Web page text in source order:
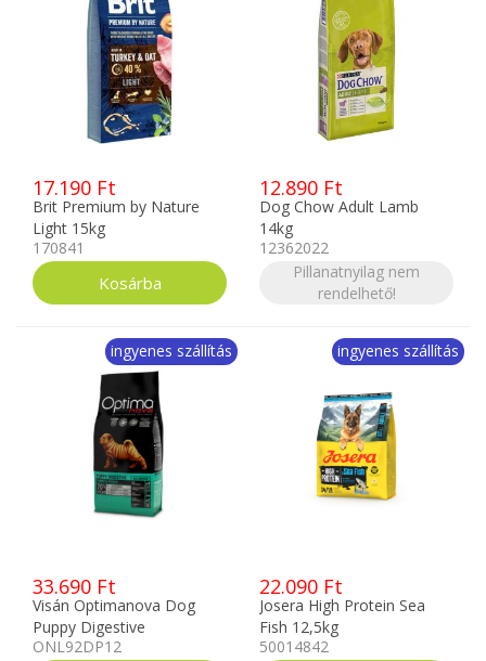
17.190 Ft
Brit Premium by Nature
Light 15kg
170841
12.890 Ft
Dog Chow Adult Lamb
14kg
12362022
Pillanatnyilag nem
rendelhető!
ingyenes szállítás
33.690 Ft
Visán Optimanova Dog
Puppy Digestive
Rabbit&Potato 12kg
ONL92DP12
ingyenes szállítás
22.090 Ft
Josera High Protein Sea
Fish 12,5kg
50014842